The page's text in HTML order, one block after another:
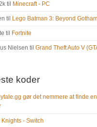
til Minecraft - PC
til Lego Batman 3: Beyond
til Fortnite
Nielsen til Grand Theft Auto V
koder
gør det nemmere at finde
Knights - Switch